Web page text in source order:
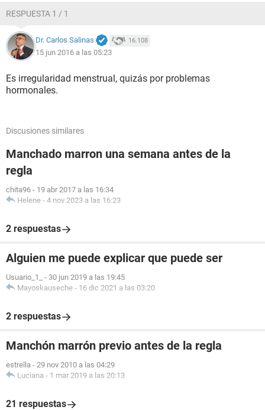
RESPUESTA 1 / 1
Dr. Carlos Salinas 16.108
15 jun 2016 a las 05:23
Es irregularidad menstrual, quizás por problemas
hormonales.
Discusiones similares
Manchado marron una semana antes de la
regla
chita96 - 19 abr 2017 a las 16:34
Helene - 4 nov 2023 a las 16:23
2 respuestas
Alguien me puede explicar que puede ser
Usuario_1_ - 30 jun 2019 a las 19:45
Mayoskauseche - 16 dic 2021 a las 03:20
2 respuestas
Manchón marrón previo antes de la regla
estrella - 29 nov 2010 a las 04:29
Luciana - 1 mar 2019 a las 20:13
21 respuestas